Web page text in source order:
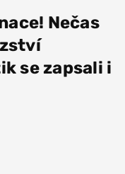
Nečas
se zapsali i